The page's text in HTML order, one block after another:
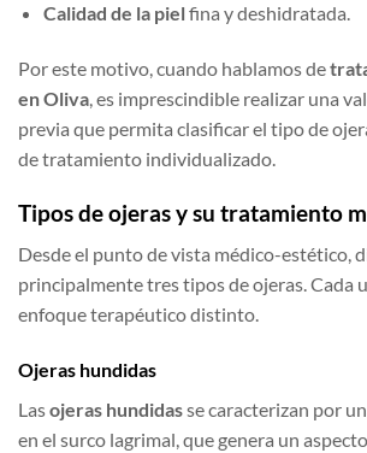
Calidad de la pielfina y deshidratada.
Por este motivo, cuando hablamos de
en Oliva, es imprescindible realizar una
previa que permita clasificar el tipo de
de tratamiento individualizado.
Tipos de ojeras y su tratamiento
Desde el punto de vista médico-estético,
principalmente tres tipos de ojeras. Cada
enfoque terapéutico distinto.
Ojeras hundidas
Lasojeras hundidasse caracterizan por
en el surco lagrimal, que genera un